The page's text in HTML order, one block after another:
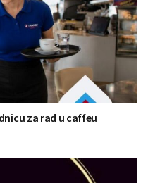
za rad u caffeu